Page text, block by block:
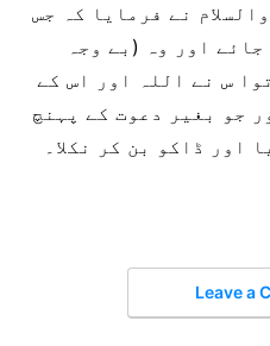
نے فرمایا کہ جس
اور وہ (بے وجہ
س نے اللہ اور اس کے
جو بغیر دعوت کے پہنچ
اور ڈاکو بن کر نکلا۔
Leave a